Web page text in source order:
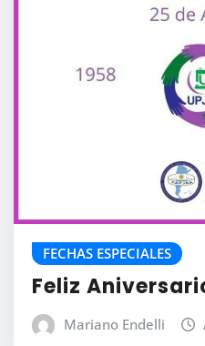
FECHAS ESPECIALES
Feliz
Mariano Endelli